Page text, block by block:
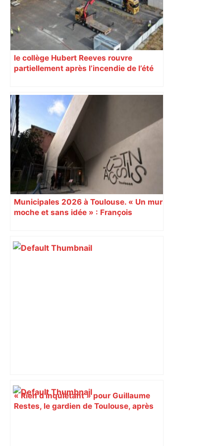
secteurs à éviter – ladepeche.fr
le collège Hubert Reeves rouvre
partiellement après l’incendie de l’été
Municipales 2026 à Toulouse. « Un mur
moche et sans idée » : François
Augustins
« Rien d'inquiétant » pour Guillaume
Restes, le gardien de Toulouse, après